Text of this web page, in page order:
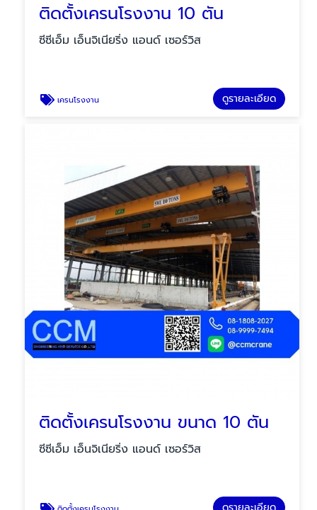
ติดตั้งเครนโรงงาน 10 ตัน
ซีซีเอ็ม เอ็นจิเนียริ่ง แอนด์ เซอร์วิส
เครนโรงงาน ดูรายละเอียด
ติดตั้งเครนโรงงาน ขนาด 10 ตัน
ซีซีเอ็ม เอ็นจิเนียริ่ง แอนด์ เซอร์วิส